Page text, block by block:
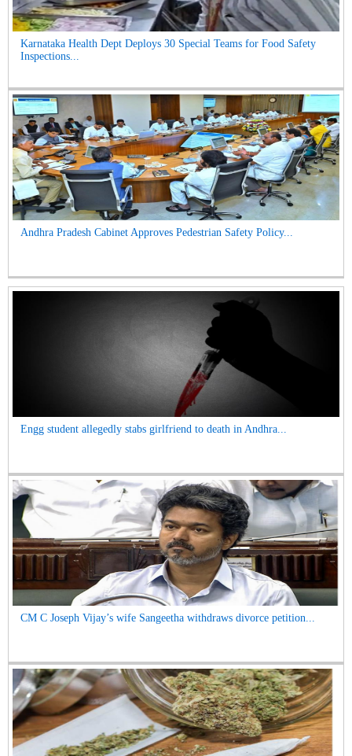
Karnataka Health Dept Deploys 30 Special Teams for Food Safety
Inspections...
Andhra Pradesh Cabinet Approves Pedestrian Safety Policy...
Engg student allegedly stabs girlfriend to death in Andhra...
CM C Joseph Vijay’s wife Sangeetha withdraws divorce petition...